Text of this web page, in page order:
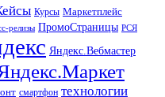
Курсы Маркетплейс
релизы ПромоСтраницы РСЯ
Яндекс.Вебмастер
смартфон технологии